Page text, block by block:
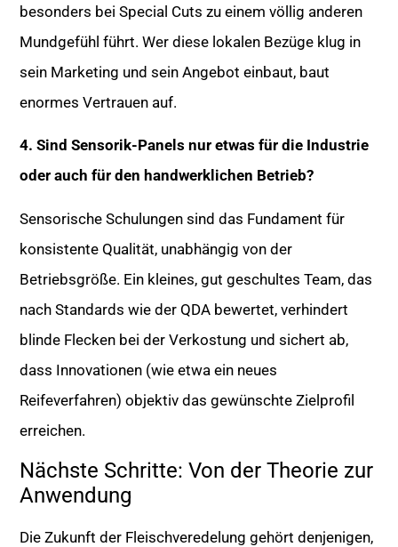
besonders bei Special Cuts zu einem völlig anderen
Mundgefühl führt. Wer diese lokalen Bezüge klug in
sein Marketing und sein Angebot einbaut, baut
enormes Vertrauen auf.
4. Sind Sensorik-Panels nur etwas für die Industrie
oder auch für den handwerklichen Betrieb?
Sensorische Schulungen sind das Fundament für
konsistente Qualität, unabhängig von der
Betriebsgröße. Ein kleines, gut geschultes Team, das
nach Standards wie der QDA bewertet, verhindert
blinde Flecken bei der Verkostung und sichert ab,
dass Innovationen (wie etwa ein neues
Reifeverfahren) objektiv das gewünschte Zielprofil
erreichen.
Nächste Schritte: Von der Theorie zur
Anwendung
Die Zukunft der Fleischveredelung gehört denjenigen,